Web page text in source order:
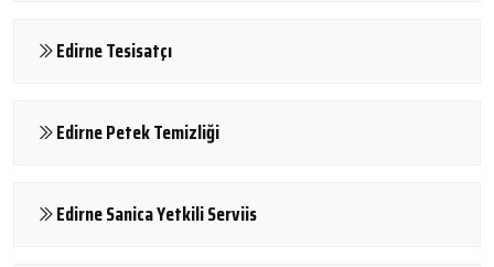
Edirne Tesisatçı
Edirne Petek Temizliği
Edirne Sanica Yetkili Serviis